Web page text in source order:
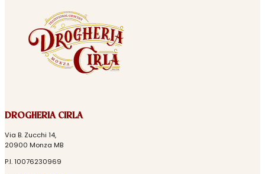
DROGHERIA CIRLA
Via B. Zucchi 14,
20900 Monza MB
P.I. 10076230969